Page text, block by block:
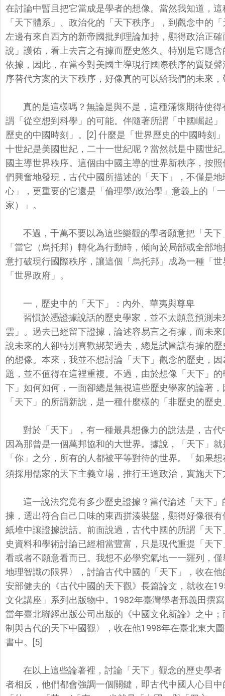
在討論中暫且把它當成是學者的想像。當然我知道， 這
「天下體系」、 政治化的「天下秩序」，到觀念中的
左邊有來自西方的新帝國批判理論加持， 顯得政治正
說」護佑， 看上去言之有據而歷史悠久。 特別是它隱
依據， 因此， 在當今對美國主導現行國際秩序的質疑
序替代方案的天下秩序， 好像真的可以給我們的未來
真的是這樣嗎？無論是與不是，這種滿懷期待使得
謂「從空想到科學」的可能。 伴隨著所謂「中國崛起
歷史的中國時刻」。[2] 什麼是「世界歷史的中國時刻
十世紀是美國世紀，二十一世紀呢？ 當然就是中國世
國主導世界秩序。這個由中國主導的世界新秩序， 按照
們興奮地發現， 古代中國所描述的「天下」，不僅是
心」，更重要的它還是「倫理學/政治學」 意義上的「
家）」。
不過，千萬不要以為這些樂觀的學者願意把「天下
「當它（烏托邦） 轉化為行動時，傾向於局部或全部
意打破現行國際秩序，讓這個「烏托邦」 成為一種「
「 世界政府」。
一，歷史中的「天下」：內外、華夷與尊卑
習慣於憑證據說話的歷史學家，並不太願意預測
雲」。過去已經留下證據， 論述容易言之有據，而未
說未來的人卻特別喜歡綁架過去， 總是試圖讓有據的
的想像。本來，我並不想討論「天下」 觀念的歷史，
題， 並不值得在這裡重複。不過，由於想像「天下」的
下」如何如何， 一面卻總是無視這些歷史學家的論著，
「天下」的所謂新說， 是一種什麼樣的「非歷史的歷史
對於「天下」，有一種最具想像力的說法是，古
因為那曾是一個萬邦協和的大世界。 據說，「天下」
「你」 之分，所有的人都被平等對待的世界。「 如果想
須採用儒家的天下主義立場，推行王道政治，實施天下
這一說法究竟有多少歷史證據？當代論述「天下
揀， 選出符合自己口味的東西拼湊裝盤，顯得好像很有
紙堆中讓證據說話。 前面說過，古代中國的所謂「天下
史資料和學術討論已經相當豐富，只是現代重提「天下
看或者不願意看而已。 我想不必學究氣地一一羅列，
地理智識の限界〉，討論古代中國的「天下」， 收在他
安部健夫的《古代中國的天下觀》長篇論文，就收在
文化講座」系列出版物中。1982年臺灣學者邢義田撰
當年臺北聯經出版公司出版的《中國文化新論》之中；
制與古代的天下中國觀〉，收在他1998年在臺北東大
書中。[5]
在以上這些論著裡，討論「天下」觀念的歷史學者
者相反， 他們都會強調一個關鍵，即古代中國人心目